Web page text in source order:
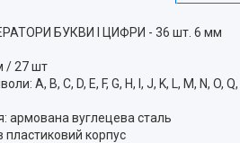
БУКВИ І ЦИФРИ - 36 шт. 6 мм
/ 27 шт
A, B, C, D, E, F, G, H, I, J, K, L, M, N, O, Q,
армована вуглецева сталь
пластиковий корпус